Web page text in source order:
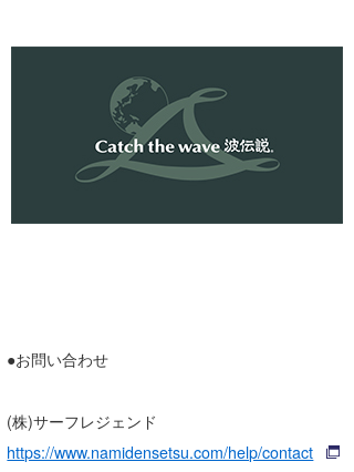
●お問い合わせ
(株)サーフレジェンド
https://www.namidensetsu.com/help/contact
banpaku